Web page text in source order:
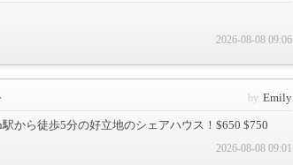
2026-08-08 09:06
Emily
駅から徒歩5分の好立地のシェアハウス！$650 $750
2026-08-08 09:01